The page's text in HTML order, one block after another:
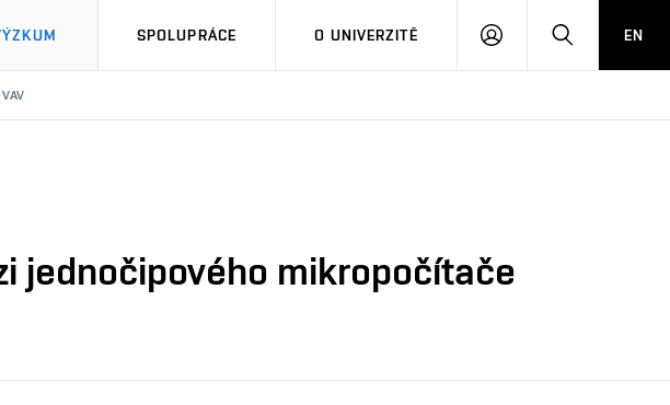
SPOLUPRÁCE O UNIVERZITĚ
PŘIHLÁSIT HLEDATEN
jednočipového mikropočítače